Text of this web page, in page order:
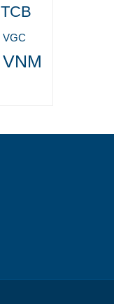
TCB
VGC
VNM